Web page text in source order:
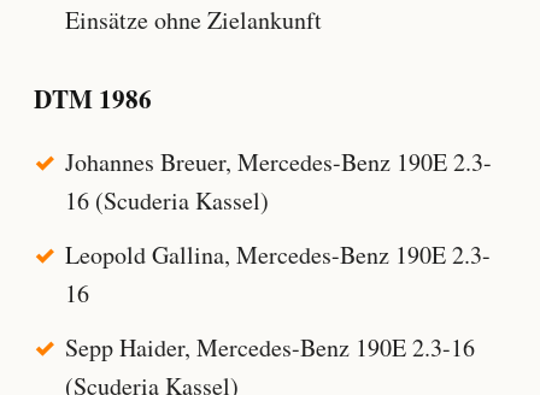
Einsätze ohne Zielankunft
DTM 1986
Johannes Breuer, Mercedes-Benz 190E 2.3-
16 (Scuderia Kassel)
Leopold Gallina, Mercedes-Benz 190E 2.3-
16
Sepp Haider, Mercedes-Benz 190E 2.3-16
(Scuderia Kassel)